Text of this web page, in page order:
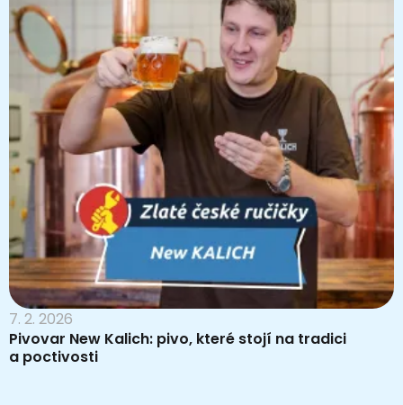
7. 2. 2026
Pivovar New Kalich: pivo, které stojí na tradici
a poctivosti